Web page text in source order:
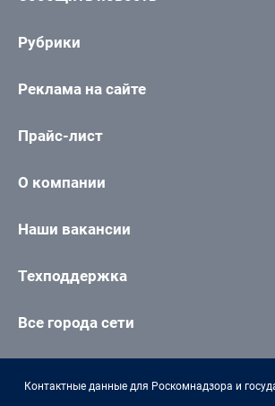
Рубрики
Реклама на сайте
Прайс-лист
О компании
Наши вакансии
Техподдержка
Все города сети
Контактные данные для Роскомнадзора и